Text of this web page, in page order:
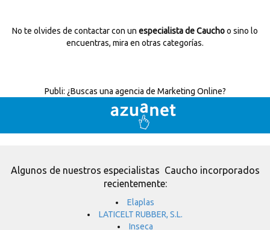
No te olvides de contactar con un especialista de Cauchoo sino lo
encuentras, mira en otras categorías.
Publi: ¿Buscas una agencia de Marketing Online?
Algunos de nuestros especialistas Caucho incorporados
recientemente:
Elaplas
LATICELT RUBBER, S.L.
Inseca